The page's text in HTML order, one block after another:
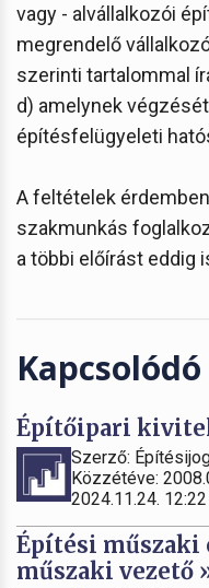
vagy - alvállalkozói
megrendelő
szerinti tartalommal
d) amelynek
építésfelügyeleti
A feltételek
szakmunkás
a többi előírást eddig
Építőipari
Szerző:
Közzétéve:
2024.11.24. 12:22
Építési műszaki
műszaki vezető